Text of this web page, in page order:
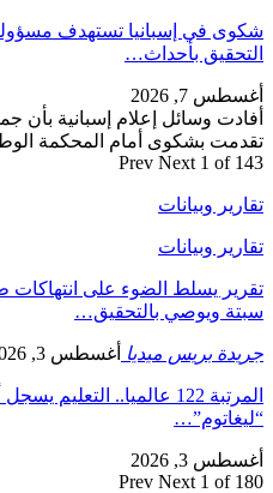
شكوى في إسبانيا تستهدف
التحقيق بأحداث…
أغسطس 7, 2026
تقدمت بشكوى أمام المحكمة
Prev Next 1 of 143
تقارير وبيانات
تقارير وبيانات
تقرير يسلط الضوء على
سبتة ويوصي بالتحقيق…
جريدة بريس ميديا أغسطس 3, 2026
المرتبة 122 عالميا..
“ليغاتوم”…
أغسطس 3, 2026
Prev Next 1 of 180